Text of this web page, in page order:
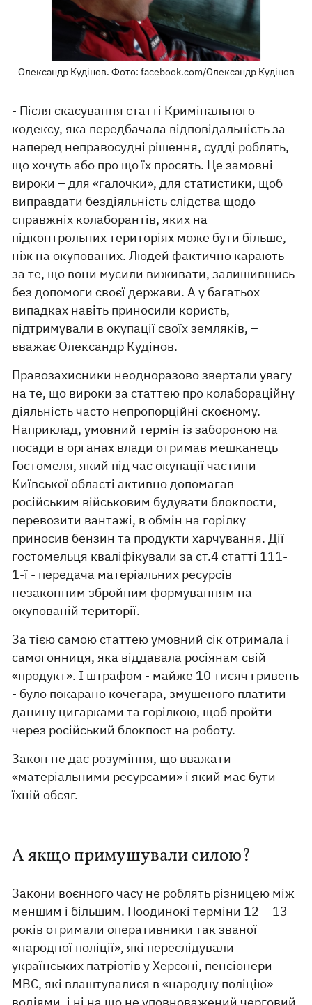
Олександр Кудінов. Фото: facebook.com/Олександр Кудінов
- Після скасування статті Кримінального
кодексу, яка передбачала відповідальність за
наперед неправосудні рішення, судді роблять,
що хочуть або про що їх просять. Це замовні
вироки – для «галочки», для статистики, щоб
виправдати бездіяльність слідства щодо
справжніх колаборантів, яких на
підконтрольних територіях може бути більше,
ніж на окупованих. Людей фактично карають
за те, що вони мусили виживати, залишившись
без допомоги своєї держави. А у багатьох
випадках навіть приносили користь,
підтримували в окупації своїх земляків, –
вважає Олександр Кудінов.
Правозахисники неодноразово звертали увагу
на те, що вироки за статтею про колабораційну
діяльність часто непропорційні скоєному.
Наприклад, умовний термін із забороною на
посади в органах влади отримав мешканець
Гостомеля, який під час окупації частини
Київської області активно допомагав
російським військовим будувати блокпости,
перевозити вантажі, в обмін на горілку
приносив бензин та продукти харчування. Дії
гостомельця кваліфікували за ст.4 статті 111-
1-ї - передача матеріальних ресурсів
незаконним збройним формуванням на
окупованій території.
За тією самою статтею умовний сік отримала і
самогонниця, яка віддавала росіянам свій
«продукт». І штрафом - майже 10 тисяч гривень
- було покарано кочегара, змушеного платити
данину цигарками та горілкою, щоб пройти
через російський блокпост на роботу.
Закон не дає розуміння, що вважати
«матеріальними ресурсами» і який має бути
їхній обсяг.
А якщо примушували силою?
Закони воєнного часу не роблять різницею між
меншим і більшим. Поодинокі терміни 12 – 13
років отримали оперативники так званої
«народної поліції», які переслідували
українських патріотів у Херсоні, пенсіонери
МВС, які влаштувалися в «народну поліцію»
водіями, і ні на що не уповноважений черговий